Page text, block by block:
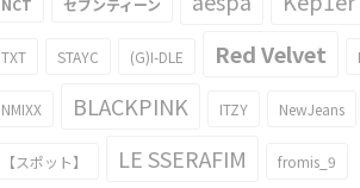
NCT セブンティーン
TXT STAYC (G)I-DLE Red Velvet
NMIXX BLACKPINK ITZY NewJeans
【スポット】 LE SSERAFIM fromis_9